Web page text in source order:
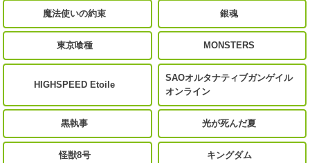
魔法使いの約束 銀魂
東京喰種 MONSTERS
HIGHSPEED Etoile
SAOオルタナティブガンゲイル
オンライン
黒執事 光が死んだ夏
怪獣8号 キングダム